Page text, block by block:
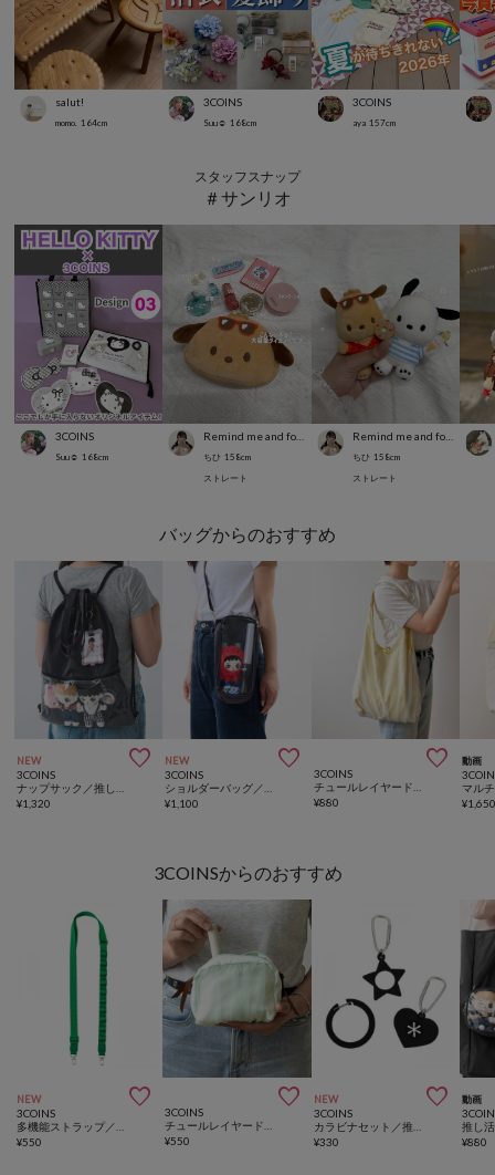
salut!
momo. 164cm
3COINS
Suu☺︎ 168cm
3COINS
aya 157cm
スタッフスナップ
＃サンリオ
3COINS
Suu☺︎ 168cm ちひ 158cm
ストレート
Remind me and forever
ちひ 158cm
ストレート
バッグからのおすすめ
NEW 
3COINS
¥1,320
NEW 
3COINS
¥1,100

3COINS
¥880
動画
¥
3COINSからのおすすめ
NEW 
3COINS
¥550

3COINS
¥550
NEW 
3COINS
¥330
動画
¥880